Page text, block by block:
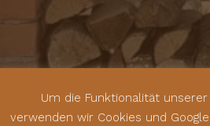
Um die Funktionalität
verwenden wir Cookies und